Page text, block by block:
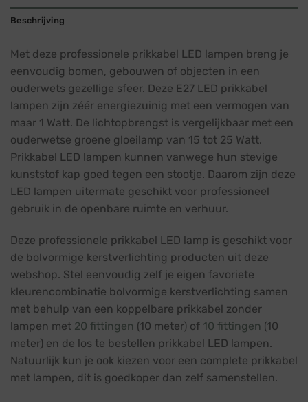
Beschrijving
Met deze professionele prikkabel LED lampen breng je
eenvoudig bomen, gebouwen of objecten in een
ouderwets gezellige sfeer. Deze E27 LED prikkabel
lampen zijn zéér energiezuinig met een vermogen van
maar 1 Watt. De lichtopbrengst is vergelijkbaar met een
ouderwetse groene gloeilamp van 15 tot 25 Watt.
Prikkabel LED lampen kunnen vanwege hun stevige
kunststof kap goed tegen een stootje. Daarom zijn deze
LED lampen uitermate geschikt voor professioneel
gebruik in de openbare ruimte en verhuur.
Deze professionele prikkabel LED lamp is geschikt voor
de bolvormige kerstverlichting producten uit deze
webshop. Stel eenvoudig zelf je eigen favoriete
kleurencombinatie bolvormige kerstverlichting samen
met behulp van een koppelbare prikkabel zonder
lampen met 20 fittingen (10 meter) of 10 fittingen (10
meter) en de los te bestellen prikkabel LED lampen.
Natuurlijk kun je ook kiezen voor een complete prikkabel
met lampen, dit is goedkoper dan zelf samenstellen.